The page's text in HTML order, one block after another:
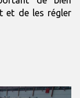
et de les régler